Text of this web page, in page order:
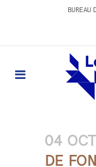
BUREAU
04 OCT
DE